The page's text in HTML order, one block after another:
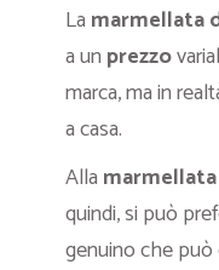
La marmellata
a un prezzo
marca, ma in
a casa.
Alla
quindi, si può
genuino che può